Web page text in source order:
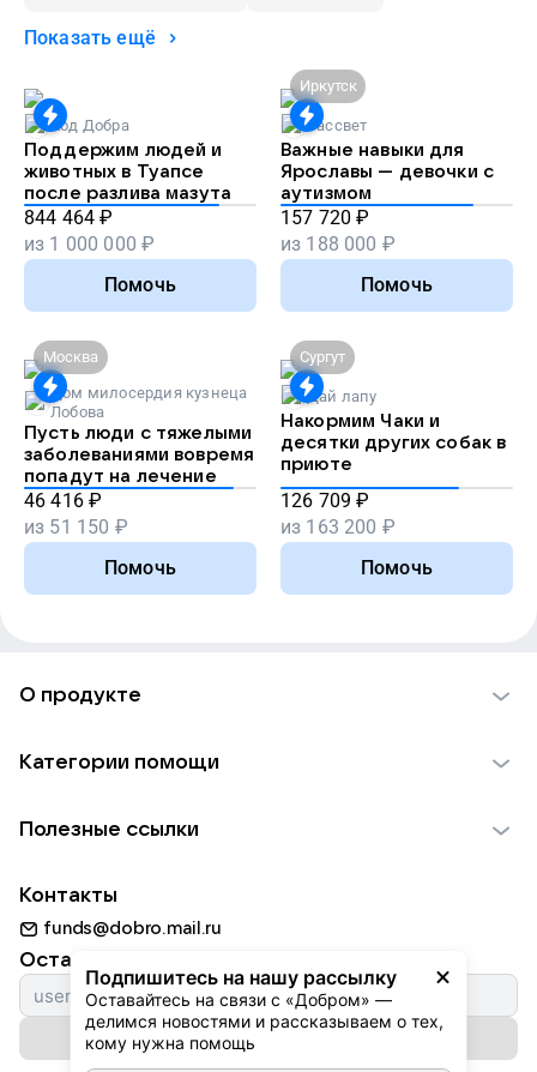
Показать ещё
Код Добра
Поддержим людей и
животных в Туапсе
после разлива мазута
844 464 ₽
из 1 000 000 ₽
Помочь
Иркутск
Рассвет
Важные навыки для
Ярославы — девочки с
аутизмом
157 720 ₽
из 188 000 ₽
Помочь
Москва
Дом милосердия кузнеца
Лобова
Пусть люди с тяжелыми
заболеваниями вовремя
попадут на лечение
46 416 ₽
из 51 150 ₽
Помочь
Сургут
Дай лапу
Накормим Чаки и
десятки других собак в
приюте
126 709 ₽
из 163 200 ₽
Помочь
Подпишитесь на нашу рассылку
Оставайтесь на связи с «Добром» —
делимся новостями и рассказываем о тех,
кому нужна помощь
О продукте
Использование материалов
Для НКО
Партнерам
Категории помощи
Пожилым
Животным
Природе
Культуре
Фондам
Полезные ссылки
Добрый день
Истории
Автоплатежи
Контакты
funds@dobro.mail.ru
Оставайтесь с нами
Подписаться на рассылку